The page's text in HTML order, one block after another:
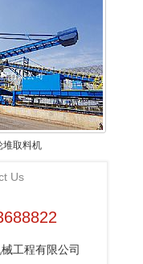
堆取料机
Us
工程有限公司